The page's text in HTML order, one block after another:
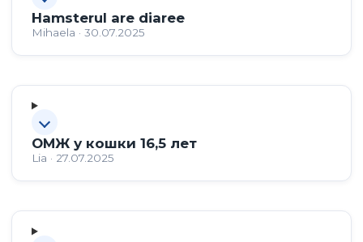
Hamsterul are diaree
Mihaela · 30.07.2025
ОМЖ у кошки 16,5 лет
Lia · 27.07.2025